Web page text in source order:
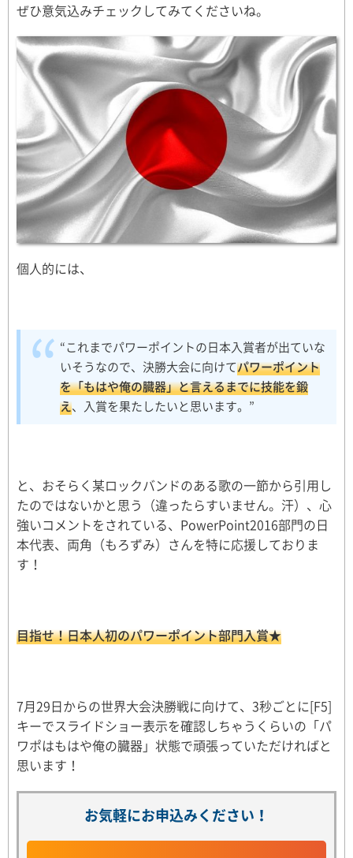
ぜひ意気込みチェックしてみてくださいね。
個人的には、
“これまでパワーポイントの日本入賞者が出ていな
いそうなので、決勝大会に向けてパワーポイント
を「もはや俺の臓器」と言えるまでに技能を鍛
え、入賞を果たしたいと思います。”
と、おそらく某ロックバンドのある歌の一節から引用し
たのではないかと思う（違ったらすいません。汗）、心
強いコメントをされている、PowerPoint2016部門の日
本代表、両角（もろずみ）さんを特に応援しておりま
す！
目指せ！日本人初のパワーポイント部門入賞★
7月29日からの世界大会決勝戦に向けて、3秒ごとに[F5]
キーでスライドショー表示を確認しちゃうくらいの「パ
ワポはもはや俺の臓器」状態で頑張っていただければと
思います！
お気軽にお申込みください！